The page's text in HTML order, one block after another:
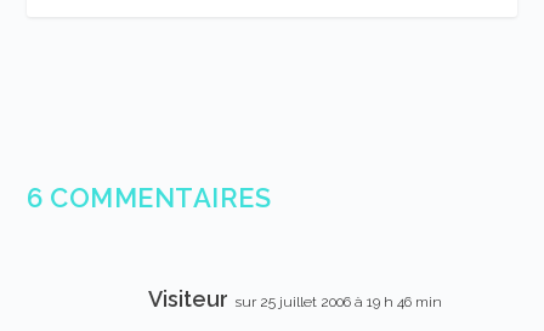
6 COMMENTAIRES
Visiteur sur 25 juillet 2006 à 19 h 46 min